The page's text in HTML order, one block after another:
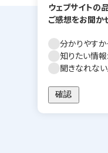
ウェブサイトの
ご感想をお聞か
分かりやすか
知りたい情
聞きなれな